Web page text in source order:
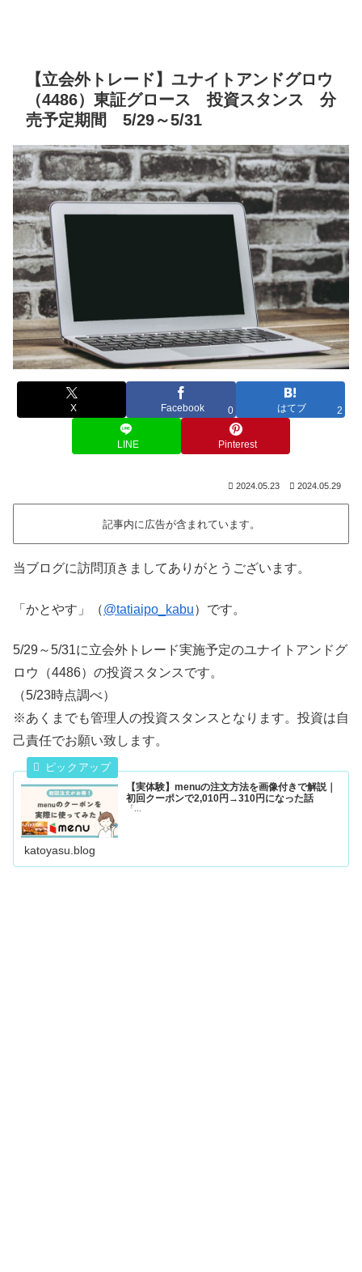
【立会外トレード】ユナイトアンドグロウ
（4486）東証グロース 投資スタンス 分
売予定期間 5/29～5/31
X Facebook 0 はてブ 2
LINE Pinterest
2024.05.23 2024.05.29
記事内に広告が含まれています。
当ブログに訪問頂きましてありがとうございます。
「かとやす」（@tatiaipo_kabu）です。
5/29～5/31に立会外トレード実施予定のユナイトアンドグ
ロウ（4486）の投資スタンスです。
（5/23時点調べ）
※あくまでも管理人の投資スタンスとなります。投資は自
己責任でお願い致します。
【実体験】menuの注文方法を画像付きで解説｜
初回クーポンで2,010円→310円になった話
「...
katoyasu.blog